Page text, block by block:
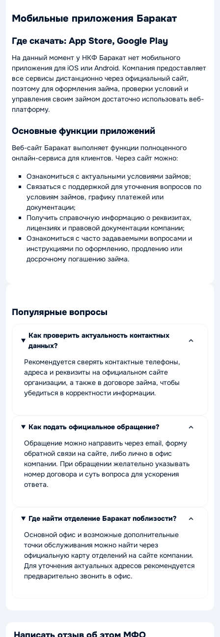
Мобильные приложения Баракат
Где скачать: App Store, Google Play
На данный момент у НКФ Баракат нет мобильного
приложения для iOS или Android. Компания предоставляет
все сервисы дистанционно через официальный сайт,
поэтому для оформления займа, проверки условий и
управления своим займом достаточно использовать веб-
платформу.
Основные функции приложений
Веб-сайт Баракат выполняет функции полноценного
онлайн-сервиса для клиентов. Через сайт можно:
Ознакомиться с актуальными условиями займов;
Связаться с поддержкой для уточнения вопросов по
условиям займов, графику платежей или
документации;
Получить справочную информацию о реквизитах,
лицензиях и правовой документации компании;
Ознакомиться с часто задаваемыми вопросами и
инструкциями по оформлению, продлению или
досрочному погашению займа.
Популярные вопросы
Как проверить актуальность контактных
данных?
Рекомендуется сверять контактные телефоны,
адреса и реквизиты на официальном сайте
организации, а также в договоре займа, чтобы
убедиться в корректности информации.
Как подать официальное обращение?
Обращение можно направить через email, форму
обратной связи на сайте, либо лично в офис
компании. При обращении желательно указывать
номер договора и суть вопроса для ускорения
ответа.
Где найти отделение Баракат поблизости?
Основной офис и возможные дополнительные
точки обслуживания можно найти через
официальную карту отделений на сайте компании.
Для уточнения актуальных адресов рекомендуется
предварительно звонить в офис.